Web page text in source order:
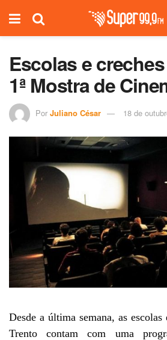
Escolas e
1ª Mostra de
Por Juliano César 18 de
Desde a última semana, as escolas
Trento contam com uma